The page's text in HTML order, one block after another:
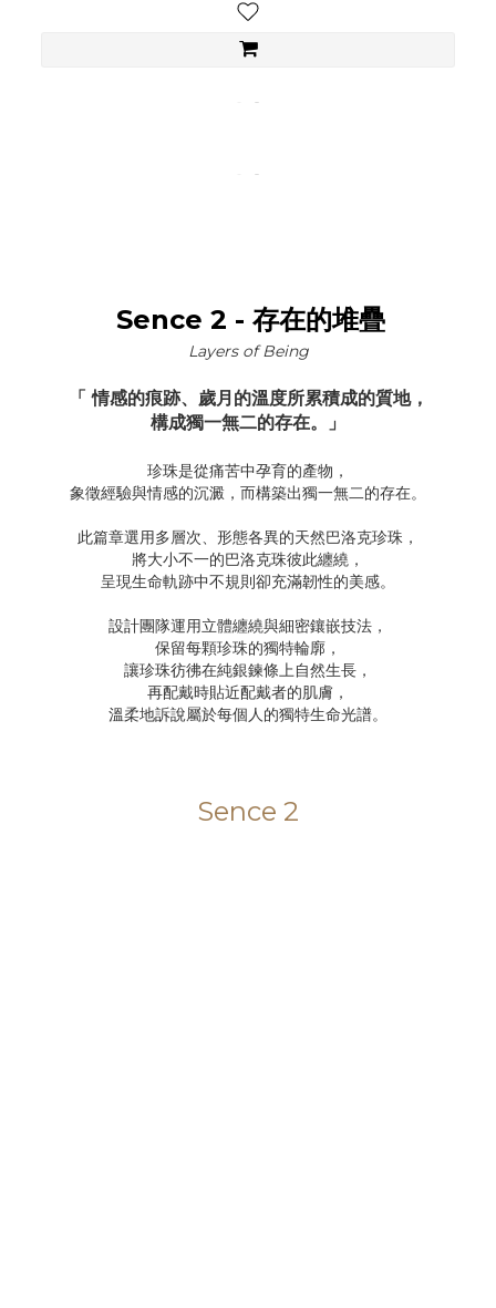
Sence 2 - 存在的堆疊
Layers of Being
「 情感的痕跡、歲月的溫度所累積成的質地，
構成獨一無二的存在。」
珍珠是從痛苦中孕育的產物，
象徵經驗與情感的沉澱，而構築出獨一無二的存在。
此篇章選用多層次、形態各異的天然巴洛克珍珠，
將大小不一的巴洛克珠彼此纏繞，
呈現生命軌跡中不規則卻充滿韌性的美感。
設計團隊運用立體纏繞與細密鑲嵌技法，
保留每顆珍珠的獨特輪廓，
讓珍珠彷彿在純銀鍊條上自然生長，
再配戴時貼近配戴者的肌膚，
溫柔地訴說屬於每個人的獨特生命光譜。
Sence 2